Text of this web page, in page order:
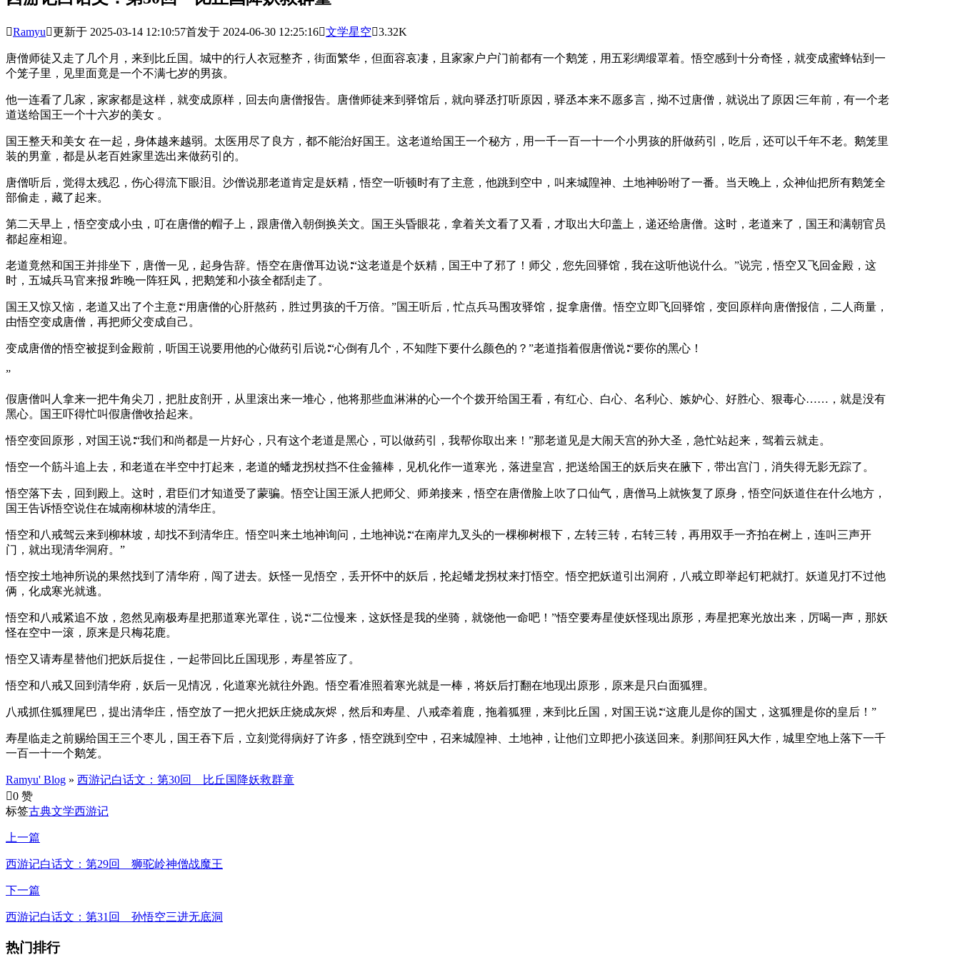
Ramyu更新于 2025-03-14 12:10:57首发于 2024-06-30 12:25:16文学星空3.32K
唐僧师徒又走了几个月，来到比丘国。城中的行人衣冠整齐，街面繁华，但面容哀凄，且家家户户门前都有一个鹅笼，用五彩绸缎罩着。悟空感到十分奇怪，就变成蜜蜂钻到一
个笼子里，见里面竟是一个不满七岁的男孩。
他一连看了几家，家家都是这样，就变成原样，回去向唐僧报告。唐僧师徒来到驿馆后，就向驿丞打听原因，驿丞本来不愿多言，拗不过唐僧，就说出了原因∶三年前，有一个老
道送给国王一个十六岁的美女 。
国王整天和美女 在一起，身体越来越弱。太医用尽了良方，都不能治好国王。这老道给国王一个秘方，用一千一百一十一个小男孩的肝做药引，吃后，还可以千年不老。鹅笼里
装的男童，都是从老百姓家里选出来做药引的。
唐僧听后，觉得太残忍，伤心得流下眼泪。沙僧说那老道肯定是妖精，悟空一听顿时有了主意，他跳到空中，叫来城隍神、土地神吩咐了一番。当天晚上，众神仙把所有鹅笼全
部偷走，藏了起来。
第二天早上，悟空变成小虫，叮在唐僧的帽子上，跟唐僧入朝倒换关文。国王头昏眼花，拿着关文看了又看，才取出大印盖上，递还给唐僧。这时，老道来了，国王和满朝官员
都起座相迎。
老道竟然和国王并排坐下，唐僧一见，起身告辞。悟空在唐僧耳边说∶“这老道是个妖精，国王中了邪了！师父，您先回驿馆，我在这听他说什么。”说完，悟空又飞回金殿，这
时，五城兵马官来报∶昨晚一阵狂风，把鹅笼和小孩全都刮走了。
国王又惊又恼，老道又出了个主意∶“用唐僧的心肝熬药，胜过男孩的千万倍。”国王听后，忙点兵马围攻驿馆，捉拿唐僧。悟空立即飞回驿馆，变回原样向唐僧报信，二人商量，
由悟空变成唐僧，再把师父变成自己。
变成唐僧的悟空被捉到金殿前，听国王说要用他的心做药引后说∶“心倒有几个，不知陛下要什么颜色的？”老道指着假唐僧说∶“要你的黑心！
”
假唐僧叫人拿来一把牛角尖刀，把肚皮剖开，从里滚出来一堆心，他将那些血淋淋的心一个个拨开给国王看，有红心、白心、名利心、嫉妒心、好胜心、狠毒心……，就是没有
黑心。国王吓得忙叫假唐僧收拾起来。
悟空变回原形，对国王说∶“我们和尚都是一片好心，只有这个老道是黑心，可以做药引，我帮你取出来！”那老道见是大闹天宫的孙大圣，急忙站起来，驾着云就走。
悟空一个筋斗追上去，和老道在半空中打起来，老道的蟠龙拐杖挡不住金箍棒，见机化作一道寒光，落进皇宫，把送给国王的妖后夹在腋下，带出宫门，消失得无影无踪了。
悟空落下去，回到殿上。这时，君臣们才知道受了蒙骗。悟空让国王派人把师父、师弟接来，悟空在唐僧脸上吹了口仙气，唐僧马上就恢复了原身，悟空问妖道住在什么地方，
国王告诉悟空说住在城南柳林坡的清华庄。
悟空和八戒驾云来到柳林坡，却找不到清华庄。悟空叫来土地神询问，土地神说∶“在南岸九叉头的一棵柳树根下，左转三转，右转三转，再用双手一齐拍在树上，连叫三声开
门，就出现清华洞府。”
悟空按土地神所说的果然找到了清华府，闯了进去。妖怪一见悟空，丢开怀中的妖后，抡起蟠龙拐杖来打悟空。悟空把妖道引出洞府，八戒立即举起钉耙就打。妖道见打不过他
俩，化成寒光就逃。
悟空和八戒紧追不放，忽然见南极寿星把那道寒光罩住，说∶“二位慢来，这妖怪是我的坐骑，就饶他一命吧！”悟空要寿星使妖怪现出原形，寿星把寒光放出来，厉喝一声，那妖
怪在空中一滚，原来是只梅花鹿。
悟空又请寿星替他们把妖后捉住，一起带回比丘国现形，寿星答应了。
悟空和八戒又回到清华府，妖后一见情况，化道寒光就往外跑。悟空看准照着寒光就是一棒，将妖后打翻在地现出原形，原来是只白面狐狸。
八戒抓住狐狸尾巴，提出清华庄，悟空放了一把火把妖庄烧成灰烬，然后和寿星、八戒牵着鹿，拖着狐狸，来到比丘国，对国王说∶“这鹿儿是你的国丈，这狐狸是你的皇后！”
寿星临走之前赐给国王三个枣儿，国王吞下后，立刻觉得病好了许多，悟空跳到空中，召来城隍神、土地神，让他们立即把小孩送回来。刹那间狂风大作，城里空地上落下一千
一百一十一个鹅笼。
Ramyu' Blog » 西游记白话文：第30回 比丘国降妖救群童
0 赞
标签古典文学西游记
上一篇
西游记白话文：第29回 狮驼岭神僧战魔王
下一篇
西游记白话文：第31回 孙悟空三进无底洞
热门排行